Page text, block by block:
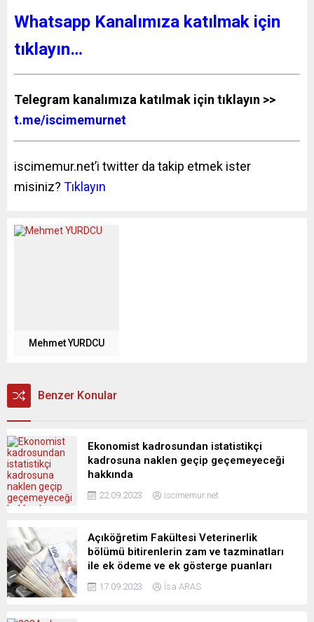
Whatsapp Kanalımıza katılmak için
tıklayın…
Telegram kanalımıza katılmak için tıklayın >>
t.me/iscimemurnet
iscimemur.net’i twitter da takip etmek ister
misiniz? Tıklayın
Mehmet YURDCU
Benzer Konular
Ekonomist kadrosundan istatistikçi
kadrosuna naklen geçip geçemeyeceği
hakkında
22.09.2023 iscimemur.net
Açıköğretim Fakültesi Veterinerlik
bölümü bitirenlerin zam ve tazminatları
ile ek ödeme ve ek gösterge puanları
17.09.2023 İsa ARAS